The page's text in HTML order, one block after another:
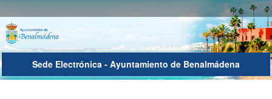
Sede Electrónica - Ayuntamiento de Benalmádena
Autenticación del Usuario